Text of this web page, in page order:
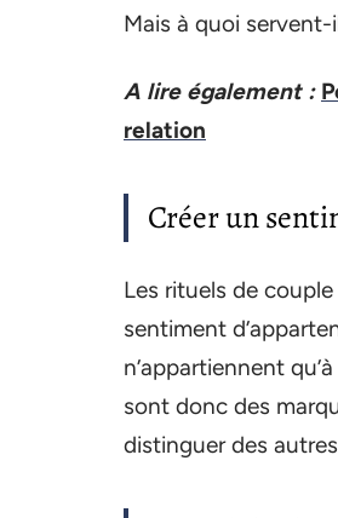
Mais à quoi servent-
A lire également :
relation
Créer un
Les rituels de
sentiment
n’appartiennent
sont donc des
distinguer des